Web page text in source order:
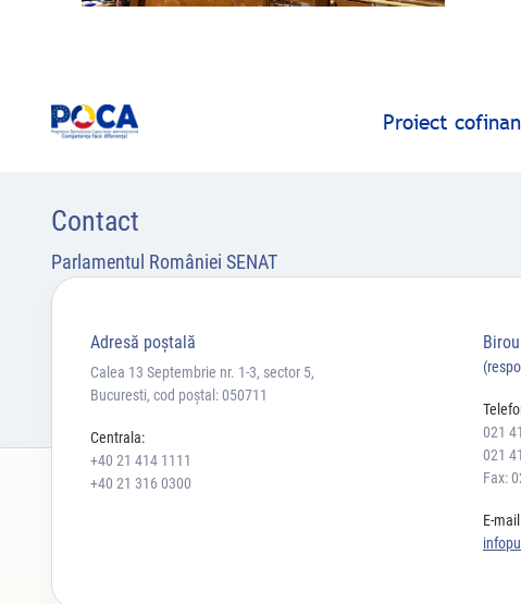
Proiect
Contact
Parlamentul României SENAT
Adresă poştală
Calea 13 Septembrie nr. 1-3, sector 5,
Bucuresti, cod poștal: 050711
Centrala:
+40 21 414 1111
+40 21 316 0300
021
021
Fax:
E-